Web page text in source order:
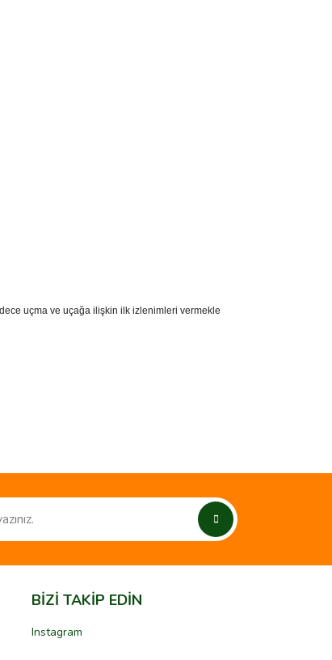
uçma ve uçağa ilişkin ilk izlenimleri vermekle
BİZİ TAKİP EDİN
Instagram